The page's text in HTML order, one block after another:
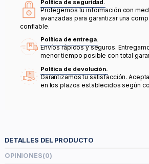
Política de seguridad.
Protegemos tu información con
avanzadas para garantizar una
confiable.
Política de entrega.
Envíos rápidos y seguros.
menor tiempo posible con total
Política de devolución.
Garantizamos tu satisfacción.
en los plazos establecidos según
DETALLES DEL PRODUCTO
OPINIONES(0)